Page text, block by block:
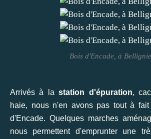
Bois d'Encade, à
Arrivés à lastation d'épuration,
haie, nous n'en avons pas tout à
d'Encade. Quelques marches
nous permettent d'emprunter une